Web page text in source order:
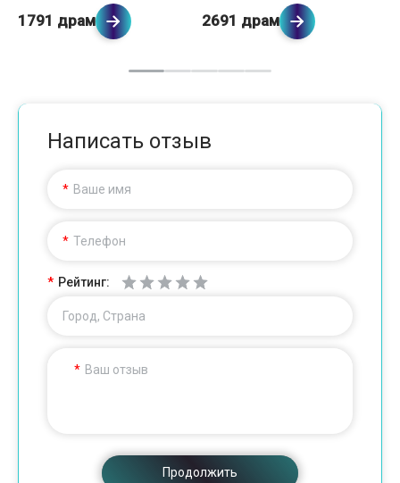
1791 драм 2691 драм
Написать отзыв
Ваше имя
Телефон
Рейтинг:
Город, Страна
Ваш отзыв
Продолжить